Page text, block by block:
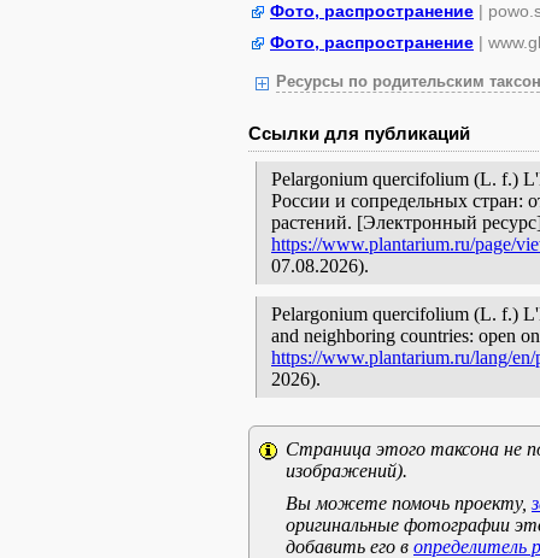
Фото, распространение |
Фото, распространение |
Ресурсы по родительским
Ссылки для публикаций
Pelargonium quercifolium (L. f.)
России и сопредельных стран:
растений. [Электронный
https://www.plantarium.ru/page/
07.08.2026).
Pelargonium quercifolium (L. f.)
and neighboring countries: open
https://www.plantarium.ru/lang/
2026).
Страница этого таксона не
изображений).
Вы можете помочь проекту,
оригинальные фотографии
добавить его в определитель